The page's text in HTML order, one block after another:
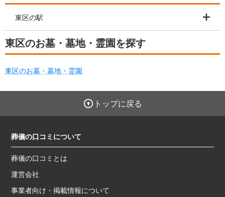
東区の駅
東区のお墓・墓地・霊園を探す
東区のお墓・墓地・霊園
トップに戻る
葬儀の口コミについて
葬儀の口コミとは
運営会社
事業者向け・掲載情報について